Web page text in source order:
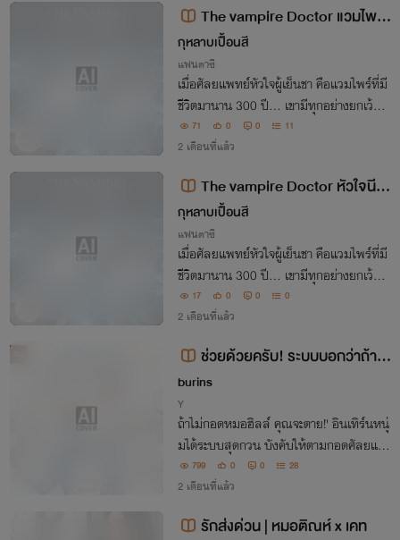
The vampire Doctor แวมไพร์
หัวใจนี้...พลีเพื่อเธอ
กุหลาบเปื้อนสี
แฟนตาซี
เมื่อศัลยแพทย์หัวใจผู้เย็นชา คือแวมไพร์ที่มี
ชีวิตมานาน 300 ปี... เขามีทุกอย่างยกเว้น
'จังหวะหัวใจ' ที่เป็นของตัวเอง แต่เมื่อกลิ่นอ
ายจากอดีตที่เขาโหยหาหวนกลับมา... หัวใจ
71 0 0 11
2 เดือนที่แล้ว
The vampire Doctor หัวใจนี
้...พลีเพื่อเธอ
กุหลาบเปื้อนสี
แฟนตาซี
เมื่อศัลยแพทย์หัวใจผู้เย็นชา คือแวมไพร์ที่มี
ชีวิตมานาน 300 ปี... เขามีทุกอย่างยกเว้น
'จังหวะหัวใจ' ที่เป็นของตัวเอง แต่เมื่อกลิ่นอ
ายจากอดีตที่เขาโหยหาหวนกลับมา... หัวใจ
17 0 0 0
2 เดือนที่แล้ว
ช่วยด้วยครับ! ระบบบอกว่าถ้าอ
ยากรอดต้องกอดหมอฮิลล์
burins
Y
ถ้าไม่กอดหมอฮิลล์ คุณจะตาย!' อินเทิร์นหนุ่
มได้ระบบสุดกวน บังคับให้ตามกอดศัลยแพ
ทย์จอมโหดเพื่อต่อเวลาชีวิต ภารกิจเอาตัวรอ
ดที่เดิมพันด้วยหัวใจจึงเริ่มขึ้น! 🩺💖
799 0 0 28
2 เดือนที่แล้ว
รักส่งด่วน | หมอติณห์ x เคท